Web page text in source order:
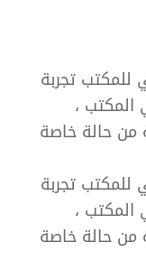
للمكتب تجربة
المكتب ،
من حالة خاصة
للمكتب تجربة
المكتب ،
من حالة خاصة